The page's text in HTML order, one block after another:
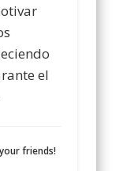
el
friends!